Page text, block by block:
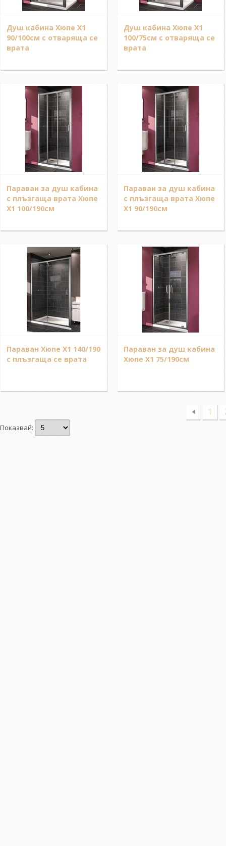
Душ кабина Хюпе Х1
90/100см с отваряща се
врата
Душ кабина Хюпе Х1
100/75см с отваряща се
врата
Параван за душ кабина
с плъзгаща врата Хюпе
Х1 100/190см
Параван за душ кабина
с плъзгаща врата Хюпе
Х1 90/190см
Параван Хюпе Х1 140/190
с плъзгаща се врата
Параван за душ кабина
Хюпе Х1 75/190см
1
Показвай: